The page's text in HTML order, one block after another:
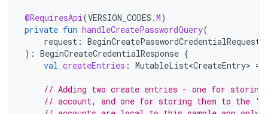
@RequiresApi(VERSION_CODES .M)
private fun handleCreatePasswordQuery(
request : BeginCreatePasswordCredentialRequest
): BeginCreateCredentialResponse {
val createEntries : MutableList<CreateEntry> =
// Adding two create entries - one for
// account, and one for storing them to the